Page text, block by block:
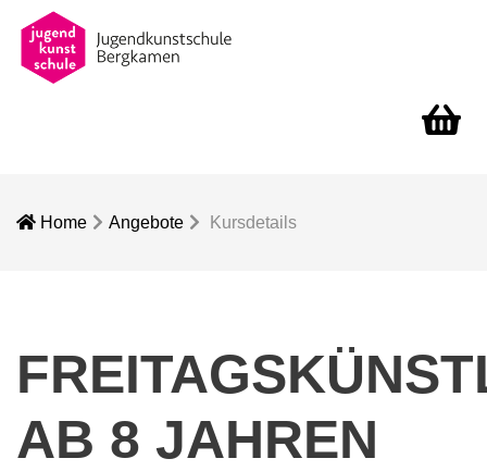
Home Angebote Kursdetails
AB 8 JAHREN